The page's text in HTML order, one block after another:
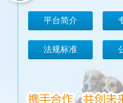
平台简介
法规标准